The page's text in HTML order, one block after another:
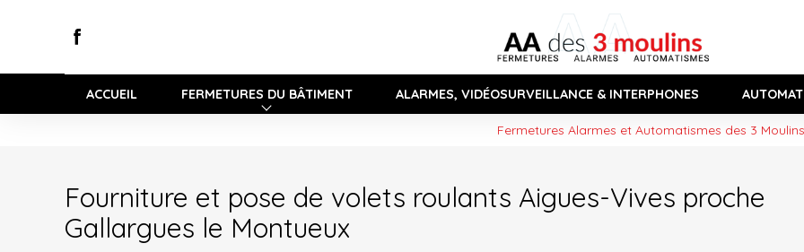
ACCUEIL FERMETURES DU BÂTIMENT ALARMES, VIDÉOSURVEILLANCE & INTERPHONES
Fermetures Alarmes et Automatismes des 3 Moulins
Fourniture et pose de volets roulants Aigues-Vives proche
Gallargues le Montueux